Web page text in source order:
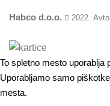
Habco d.o.o. 2022.
To spletno mesto
Uporabljamo samo
mesta.